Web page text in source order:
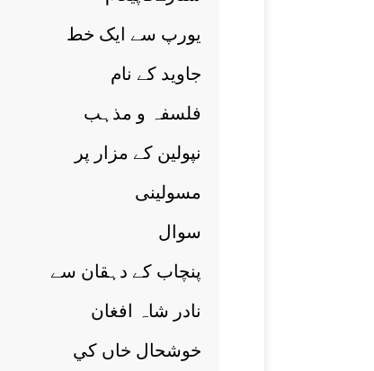
يورپ سے ايک خط
جاويد کے نام
فلسفہ و مذہب
نپولين کے مزار پر
مسولينی
سوال
پنچاب کے دہقان سے
نادر شاہ افغان
خوشحال خاں کي